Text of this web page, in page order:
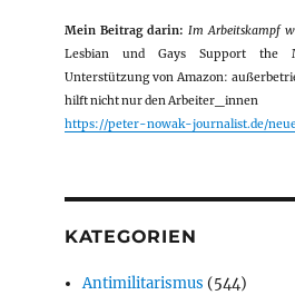
Mein Beitrag darin: Im Arbeitskampf
Lesbian und Gays Support the
Unterstützung von Amazon:
hilft nicht nur den Arbeiter_innen
https://peter-nowak-journalist.de/
KATEGORIEN
Antimilitarismus (544)